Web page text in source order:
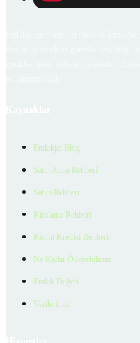
Emlakjet Blog
Satın Alma Rehberi
Satıcı Rehberi
Kiralama Rehberi
Konut Kredisi Rehberi
Ne Kadar Ödeyebilirim
Emlak Değeri
Verilerimiz